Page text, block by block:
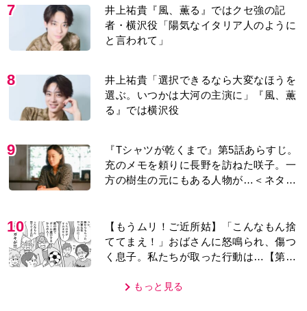
7
井上祐貴『風、薫る』ではクセ強の記
者・横沢役「陽気なイタリア人のように
と言われて」
8
井上祐貴「選択できるなら大変なほうを
選ぶ。いつかは大河の主演に」『風、薫
る』では横沢役
9
『Tシャツが乾くまで』第5話あらすじ。
充のメモを頼りに長野を訪ねた咲子。一
方の樹生の元にもある人物が…＜ネタバ
10
【もうムリ！ご近所姑】「こんなもん捨
ててまえ！」おばさんに怒鳴られ、傷つ
く息子。私たちが取った行動は…【第3
もっと見る